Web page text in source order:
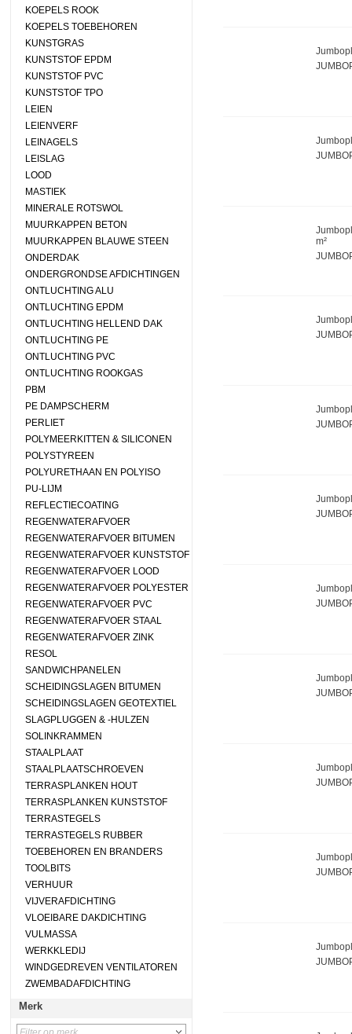
KOEPELS ROOK
KOEPELS TOEBEHOREN
KUNSTGRAS
KUNSTSTOF EPDM
KUNSTSTOF PVC
KUNSTSTOF TPO
LEIEN
LEIENVERF
LEINAGELS
LEISLAG
LOOD
MASTIEK
MINERALE ROTSWOL
MUURKAPPEN BETON
MUURKAPPEN BLAUWE STEEN
ONDERDAK
ONDERGRONDSE AFDICHTINGEN
ONTLUCHTING ALU
ONTLUCHTING EPDM
ONTLUCHTING HELLEND DAK
ONTLUCHTING PE
ONTLUCHTING PVC
ONTLUCHTING ROOKGAS
PBM
PE DAMPSCHERM
PERLIET
POLYMEERKITTEN & SILICONEN
POLYSTYREEN
POLYURETHAAN EN POLYISO
PU-LIJM
REFLECTIECOATING
REGENWATERAFVOER
REGENWATERAFVOER BITUMEN
REGENWATERAFVOER KUNSTSTOF
REGENWATERAFVOER LOOD
REGENWATERAFVOER POLYESTER
REGENWATERAFVOER PVC
REGENWATERAFVOER STAAL
REGENWATERAFVOER ZINK
RESOL
SANDWICHPANELEN
SCHEIDINGSLAGEN BITUMEN
SCHEIDINGSLAGEN GEOTEXTIEL
SLAGPLUGGEN & -HULZEN
SOLINKRAMMEN
STAALPLAAT
STAALPLAATSCHROEVEN
TERRASPLANKEN HOUT
TERRASPLANKEN KUNSTSTOF
TERRASTEGELS
TERRASTEGELS RUBBER
TOEBEHOREN EN BRANDERS
TOOLBITS
VERHUUR
VIJVERAFDICHTING
VLOEIBARE DAKDICHTING
VULMASSA
WERKKLEDIJ
WINDGEDREVEN VENTILATOREN
ZWEMBADAFDICHTING
Merk
m²